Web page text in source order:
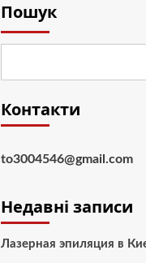
Пошук
Контакти
to3004546@gmail.com
Недавні записи
Лазерная эпиляция в